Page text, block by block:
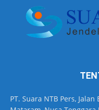
PT. Suara NTB Pers,